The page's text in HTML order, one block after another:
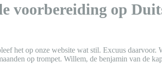
voorbereiding op
het op onze website wat stil. Excuus
op trompet. Willem, de benjamin van de